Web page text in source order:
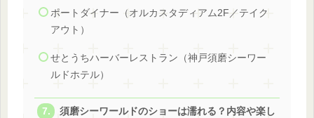
ポートダイナー（オルカスタディアム2F／テイク
アウト）
せとうちハーバーレストラン（神戸須磨シーワー
ルドホテル）
須磨シーワールドのショーは濡れる？内容や楽し